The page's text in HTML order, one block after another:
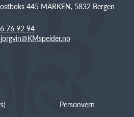
445 MARKEN, 5832 Bergen
76 92 94
Personvern